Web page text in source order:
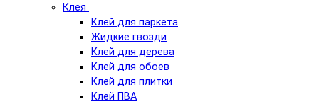
Клея
Клей для паркета
Жидкие гвозди
Клей для дерева
Клей для обоев
Клей для плитки
Клей ПВА